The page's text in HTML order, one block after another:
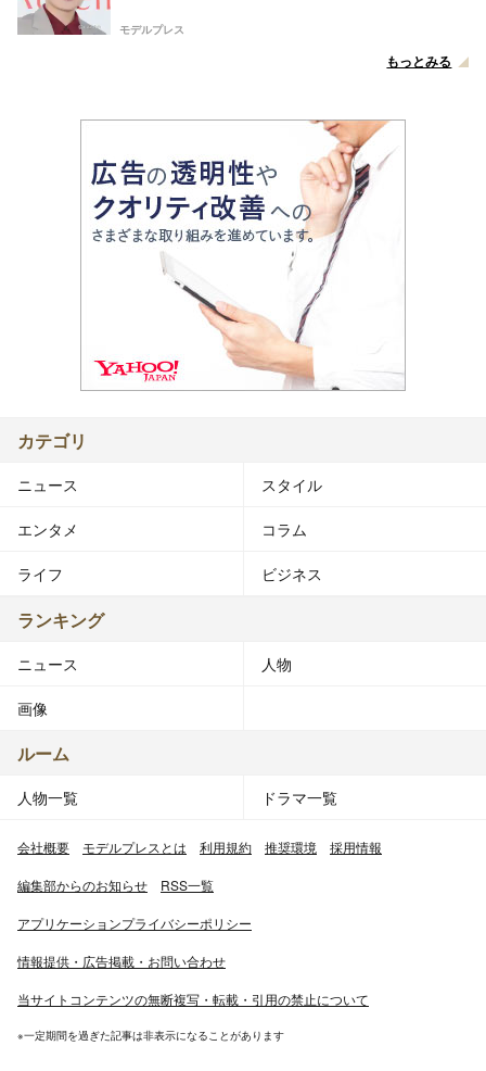
モデルプレス
もっとみる
カテゴリ
ニュース スタイル
エンタメ コラム
ライフ ビジネス
ランキング
ニュース 人物
画像
ルーム
人物一覧 ドラマ一覧
会社概要 モデルプレスとは 利用規約 推奨環境 採用情報
編集部からのお知らせ RSS一覧
アプリケーションプライバシーポリシー
情報提供・広告掲載・お問い合わせ
当サイトコンテンツの無断複写・転載・引用の禁止について
※一定期間を過ぎた記事は非表示になることがあります